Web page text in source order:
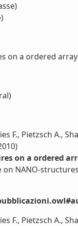
on a ordered
F., Pietzsch A.,
on a ordered
NANO-
F., Pietzsch A.,